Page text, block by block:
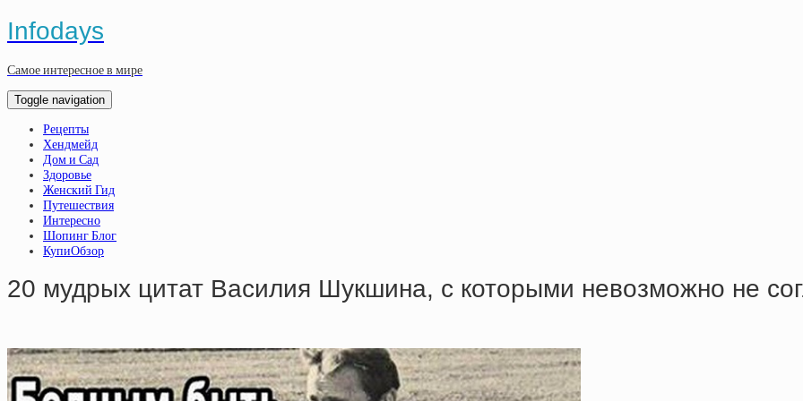
Infodays
Самое интересное в мире
Toggle navigation
Рецепты
Хендмейд
Дом и Сад
Здоровье
Женский Гид
Путешествия
Интересно
Шопинг Блог
КупиОбзор
20 мудрых цитат Василия Шукшина, с которыми невозможно не